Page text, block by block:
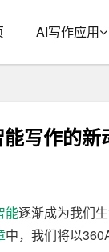
AI写作应用
写作的新
能逐渐成为我们
中，我们将以